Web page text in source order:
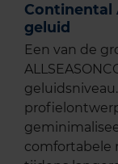
Continental
geluid
Een van de
comfortabele